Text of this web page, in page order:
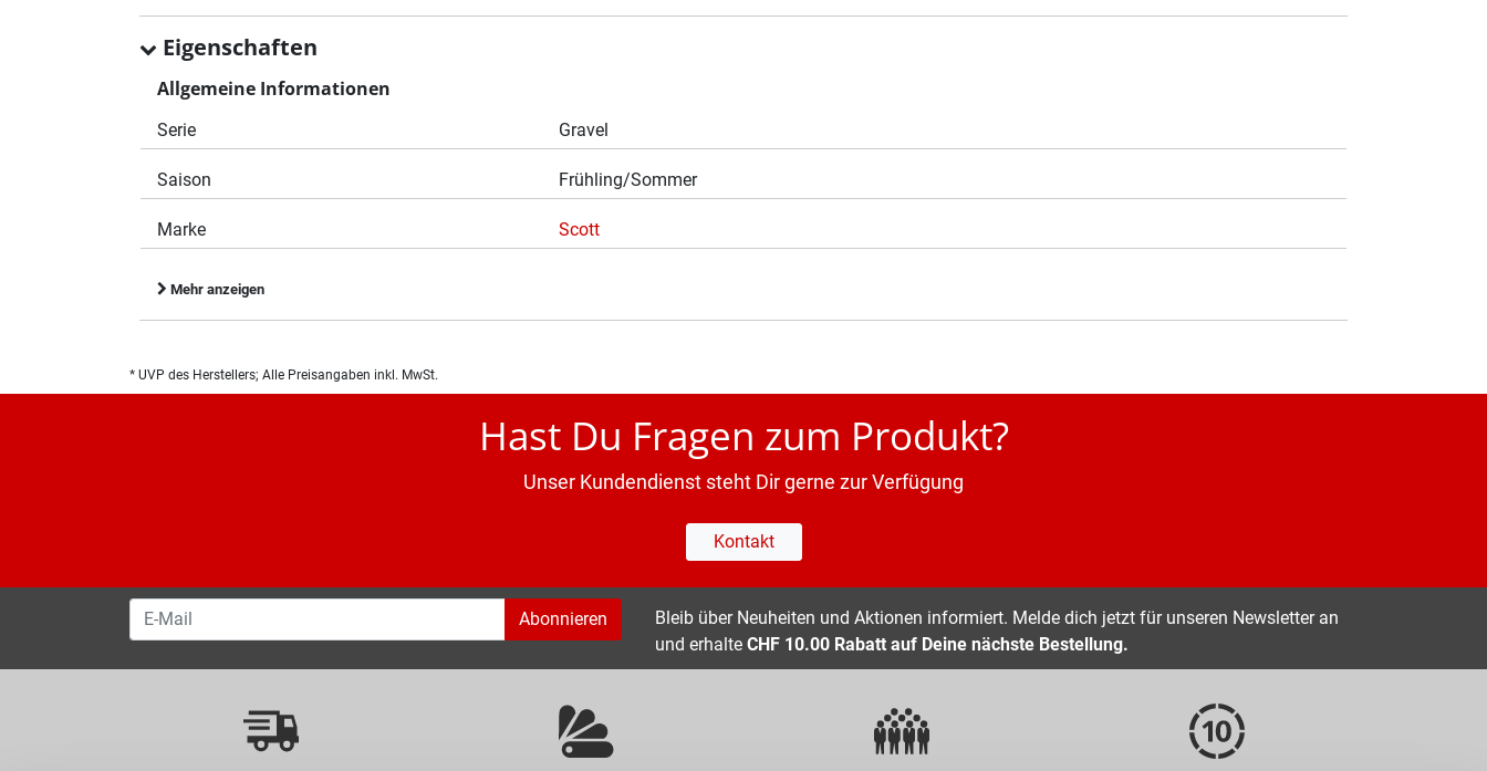
Eigenschaften
Allgemeine Informationen
Serie Gravel
Saison Frühling/Sommer
Marke Scott
Mehr anzeigen
* UVP des Herstellers; Alle Preisangaben inkl. MwSt.
Hast Du Fragen zum Produkt?
Unser Kundendienst steht Dir gerne zur Verfügung
Kontakt
Abonnieren
Bleib über Neuheiten und Aktionen informiert. Melde dich jetzt für unseren Newsletter an
und erhalte CHF 10.00 Rabatt auf Deine nächste Bestellung.